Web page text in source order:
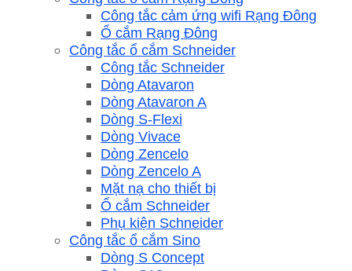
Công tắc cảm ứng wifi Rạng Đông
Ổ cắm Rạng Đông
Công tắc ổ cắm Schneider
Công tắc Schneider
Dòng Atavaron
Dòng Atavaron A
Dòng S-Flexi
Dòng Vivace
Dòng Zencelo
Dòng Zencelo A
Mặt nạ cho thiết bị
Ổ cắm Schneider
Phụ kiện Schneider
Công tắc ổ cắm Sino
Dòng S Concept